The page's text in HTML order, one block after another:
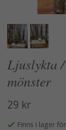
Ljuslykta
mönster
29 kr
Finns i lager